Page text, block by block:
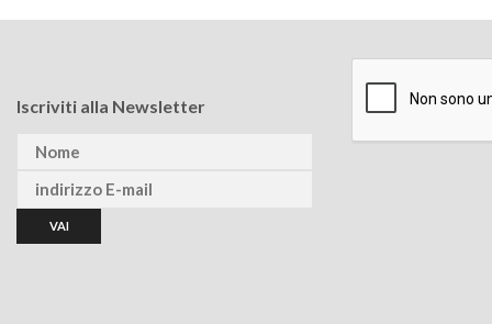
Iscriviti alla Newsletter